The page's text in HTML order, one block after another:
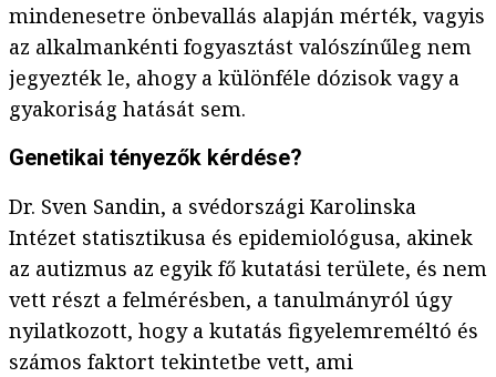
mindenesetre önbevallás alapján mérték, vagyis
az alkalmankénti fogyasztást valószínűleg nem
jegyezték le, ahogy a különféle dózisok vagy a
gyakoriság hatását sem.
Genetikai tényezők kérdése?
Dr. Sven Sandin, a svédországi Karolinska
Intézet statisztikusa és epidemiológusa, akinek
az autizmus az egyik fő kutatási területe, és nem
vett részt a felmérésben, a tanulmányról úgy
nyilatkozott, hogy a kutatás figyelemreméltó és
számos faktort tekintetbe vett, ami